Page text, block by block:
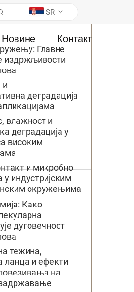
SR
Новине Контакт
Главне
издржљивости
и
деградација
влажност и
деградација у
високим
и микробно
у индустријским
окружењима
Како
дуговечност
тежина,
ланца и ефекти
на